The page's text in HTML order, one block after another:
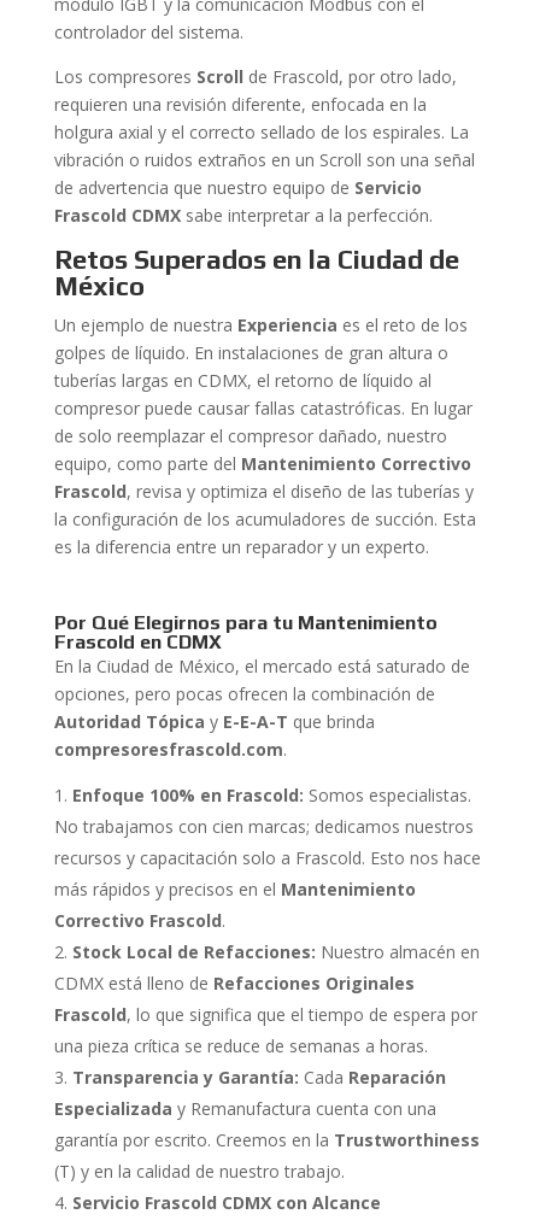
controlador del sistema.
Los compresores Scroll de Frascold, por otro lado,
requieren una revisión diferente, enfocada en la
holgura axial y el correcto sellado de los espirales. La
vibración o ruidos extraños en un Scroll son una señal
de advertencia que nuestro equipo de Servicio
Frascold CDMXsabe interpretar a la perfección.
Retos Superados en la Ciudad de
México
Un ejemplo de nuestra Experiencia es el reto de los
golpes de líquido. En instalaciones de gran altura o
tuberías largas en CDMX, el retorno de líquido al
compresor puede causar fallas catastróficas. En lugar
de solo reemplazar el compresor dañado, nuestro
equipo, como parte del Mantenimiento Correctivo
Frascold, revisa y optimiza el diseño de las tuberías y
la configuración de los acumuladores de succión. Esta
es la diferencia entre un reparador y un experto.
Por Qué Elegirnos para tu Mantenimiento
Frascold en CDMX
En la Ciudad de México, el mercado está saturado de
opciones, pero pocas ofrecen la combinación de
Autoridad Tópica y E-E-A-T que brinda
compresoresfrascold.com.
Enfoque 100% en Frascold: Somos especialistas.
No trabajamos con cien marcas; dedicamos nuestros
recursos y capacitación solo a Frascold. Esto nos hace
más rápidos y precisos en el Mantenimiento
Correctivo Frascold.
Stock Local de Refacciones: Nuestro almacén en
CDMX está lleno de Refacciones Originales
Frascold, lo que significa que el tiempo de espera por
una pieza crítica se reduce de semanas a horas.
Transparencia y Garantía: Cada Reparación
Especializada y Remanufactura cuenta con una
garantía por escrito. Creemos en la Trustworthiness
(T) y en la calidad de nuestro trabajo.
Servicio Frascold CDMX con Alcance